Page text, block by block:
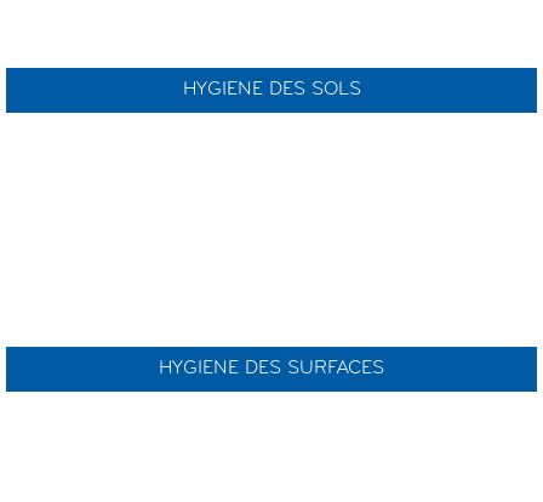
HYGIENE DES SOLS
HYGIENE DES SURFACES